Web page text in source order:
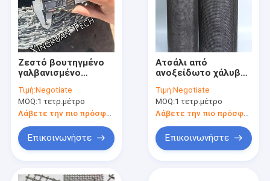
Ζεστό βουτηγμένο
γαλβανισμένο
30mm διαφάνεια για
εργοστάσιο
τούβλων
Τιμή:Negotiate
MOQ:1 τετρ.μέτρο
Λάβετε την πιο πρόσφατη τιμή
Επικοινωνήστε
Ατσάλι από
ανοξείδωτο χάλυβα
0,5mm Διαμέτρου
σύρμας ανοίγματος
1mm 1,3mm 1,6mm
Τιμή:Negotiate
MOQ:1 τετρ.μέτρο
Επικοινωνήστε